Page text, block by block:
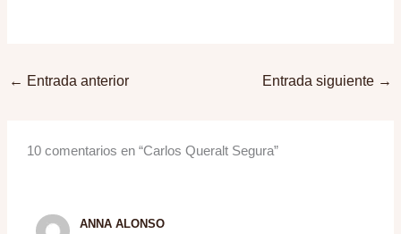
← Entrada anterior Entrada siguiente →
10 comentarios en “Carlos Queralt Segura”
ANNA ALONSO